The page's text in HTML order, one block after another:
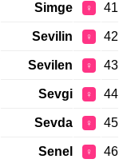
41
♀
Simge
42
♀
Sevilin
43
♀
Sevilen
44
♀
Sevgi
45
♀
Sevda
46
♀
Senel